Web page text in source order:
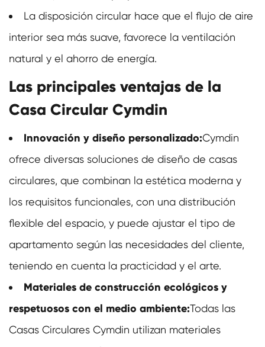
La disposición circular hace que el flujo de aire
interior sea más suave, favorece la ventilación
natural y el ahorro de energía.
Las principales ventajas de la
Casa Circular Cymdin
Innovación y diseño personalizado:Cymdin
ofrece diversas soluciones de diseño de casas
circulares, que combinan la estética moderna y
los requisitos funcionales, con una distribución
flexible del espacio, y puede ajustar el tipo de
apartamento según las necesidades del cliente,
teniendo en cuenta la practicidad y el arte.
Materiales de construcción ecológicos y
respetuosos con el medio ambiente:Todas las
Casas Circulares Cymdin utilizan materiales